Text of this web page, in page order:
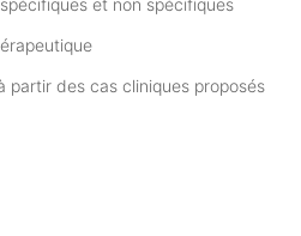
partir des cas cliniques proposés